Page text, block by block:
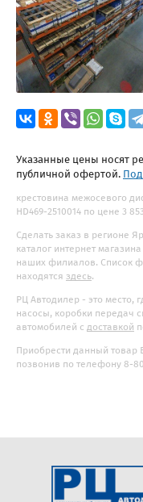
Указанные цены носят
публичной офертой.
крестовина межосевого
HD469-2510014 по цене 3
Сделать заказ в регионе
каталог интернет
наших филиалов. Список
находятся здесь.
РЦ Автодилер - это место,
насосы, коробки передач
автомобилей с доставкой
Приобрести данный
позвонив по телефону 8-